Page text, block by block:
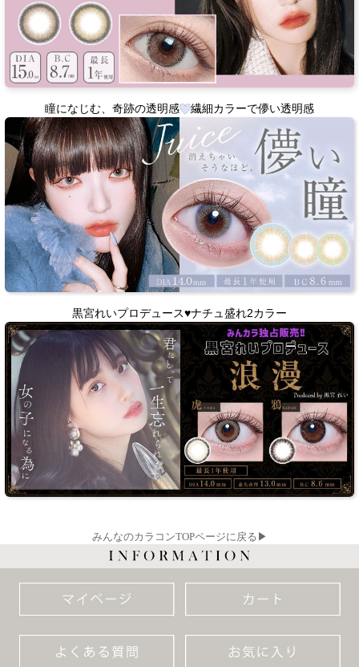
瞳になじむ、奇跡の透明感 繊細カラーで儚い透明感
黒宮れいプロデュース♥ナチュ盛れ2カラー
みんなのカラコンTOPページに戻る▶